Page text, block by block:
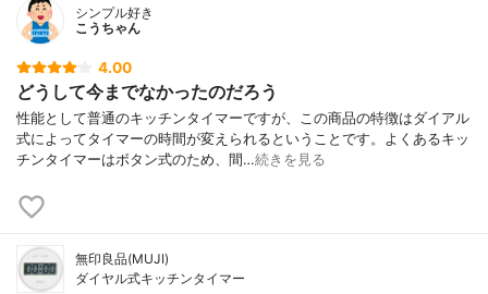
シンプル好き
こうちゃん
4.00
どうして今までなかったのだろう
性能として普通のキッチンタイマーですが、この商品の特徴はダイアル
式によってタイマーの時間が変えられるということです。よくあるキッ
チンタイマーはボタン式のため、間…続きを見る
無印良品(MUJI)
ダイヤル式キッチンタイマー